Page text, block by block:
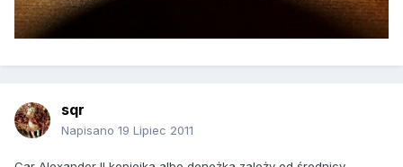
sqr
Napisano 19 Lipiec 2011